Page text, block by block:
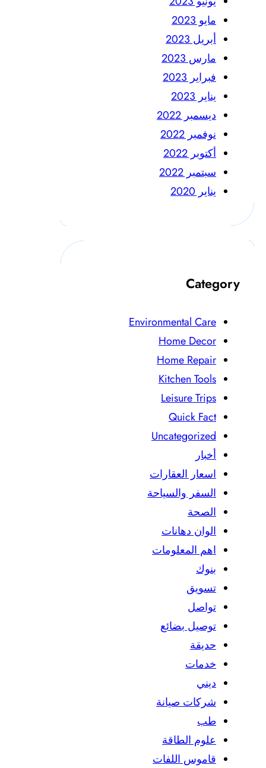
مايو 2023
أبريل 2023
مارس 2023
فبراير 2023
يناير 2023
ديسمبر 2022
نوفمبر 2022
أكتوبر 2022
سبتمبر 2022
يناير 2020
Category
Environmental Care
Home Decor
Home Repair
Kitchen Tools
Leisure Trips
Quick Fact
Uncategorized
أخبار
اسعار العقارات
السفر والسياحة
الصحة
الوان دهانات
اهم المعلومات
بنوك
تسويق
تواصل
توصيل بضائع
حديقة
خدمات
ديني
شركات صيانة
طب
علوم الطاقة
قاموس اللفات